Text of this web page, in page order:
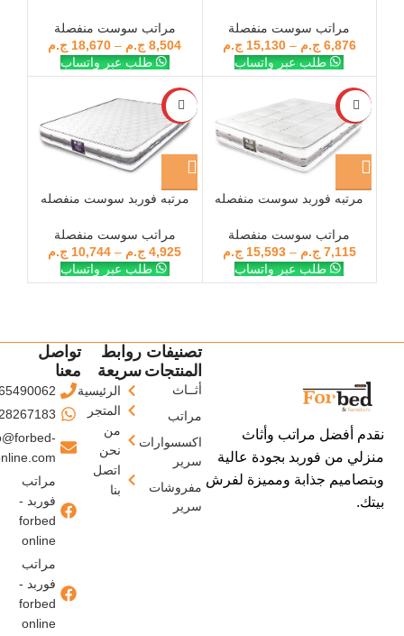
مراتب سوست منفصلة
6,876 ج.م –
15,130 ج.م
طلب عبر واتساب
مراتب سوست منفصلة
8,504 ج.م –
18,670 ج.م
طلب عبر واتساب
مرتبه فوربد سوست منفصله
مراتب سوست منفصلة
7,115 ج.م –
15,593 ج.م
طلب عبر واتساب
مرتبه فوربد سوست منفصله
مراتب سوست منفصلة
4,925 ج.م –
10,744 ج.م
طلب عبر واتساب
نقدم أفضل مراتب وأثاث
منزلي من فوربد بجودة عالية
وبتصاميم جذابة ومميزة لفرش
بيتك.
تصنيفات
المنتجات
أثــاث
مراتب
اكسسوارات
سرير
مفروشات
سرير
روابط
سريعة
الرئيسية
المتجر
من
نحن
اتصل
بنا
تواصل
معنا
مراتب
فوربد -
forbed
online
مراتب
فوربد -
forbed
online